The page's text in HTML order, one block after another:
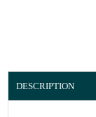
DESCRIPTION